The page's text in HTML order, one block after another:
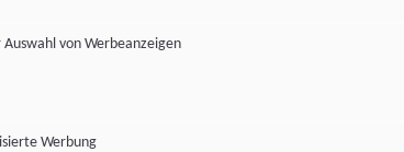
von Werbeanzeigen
Werbung